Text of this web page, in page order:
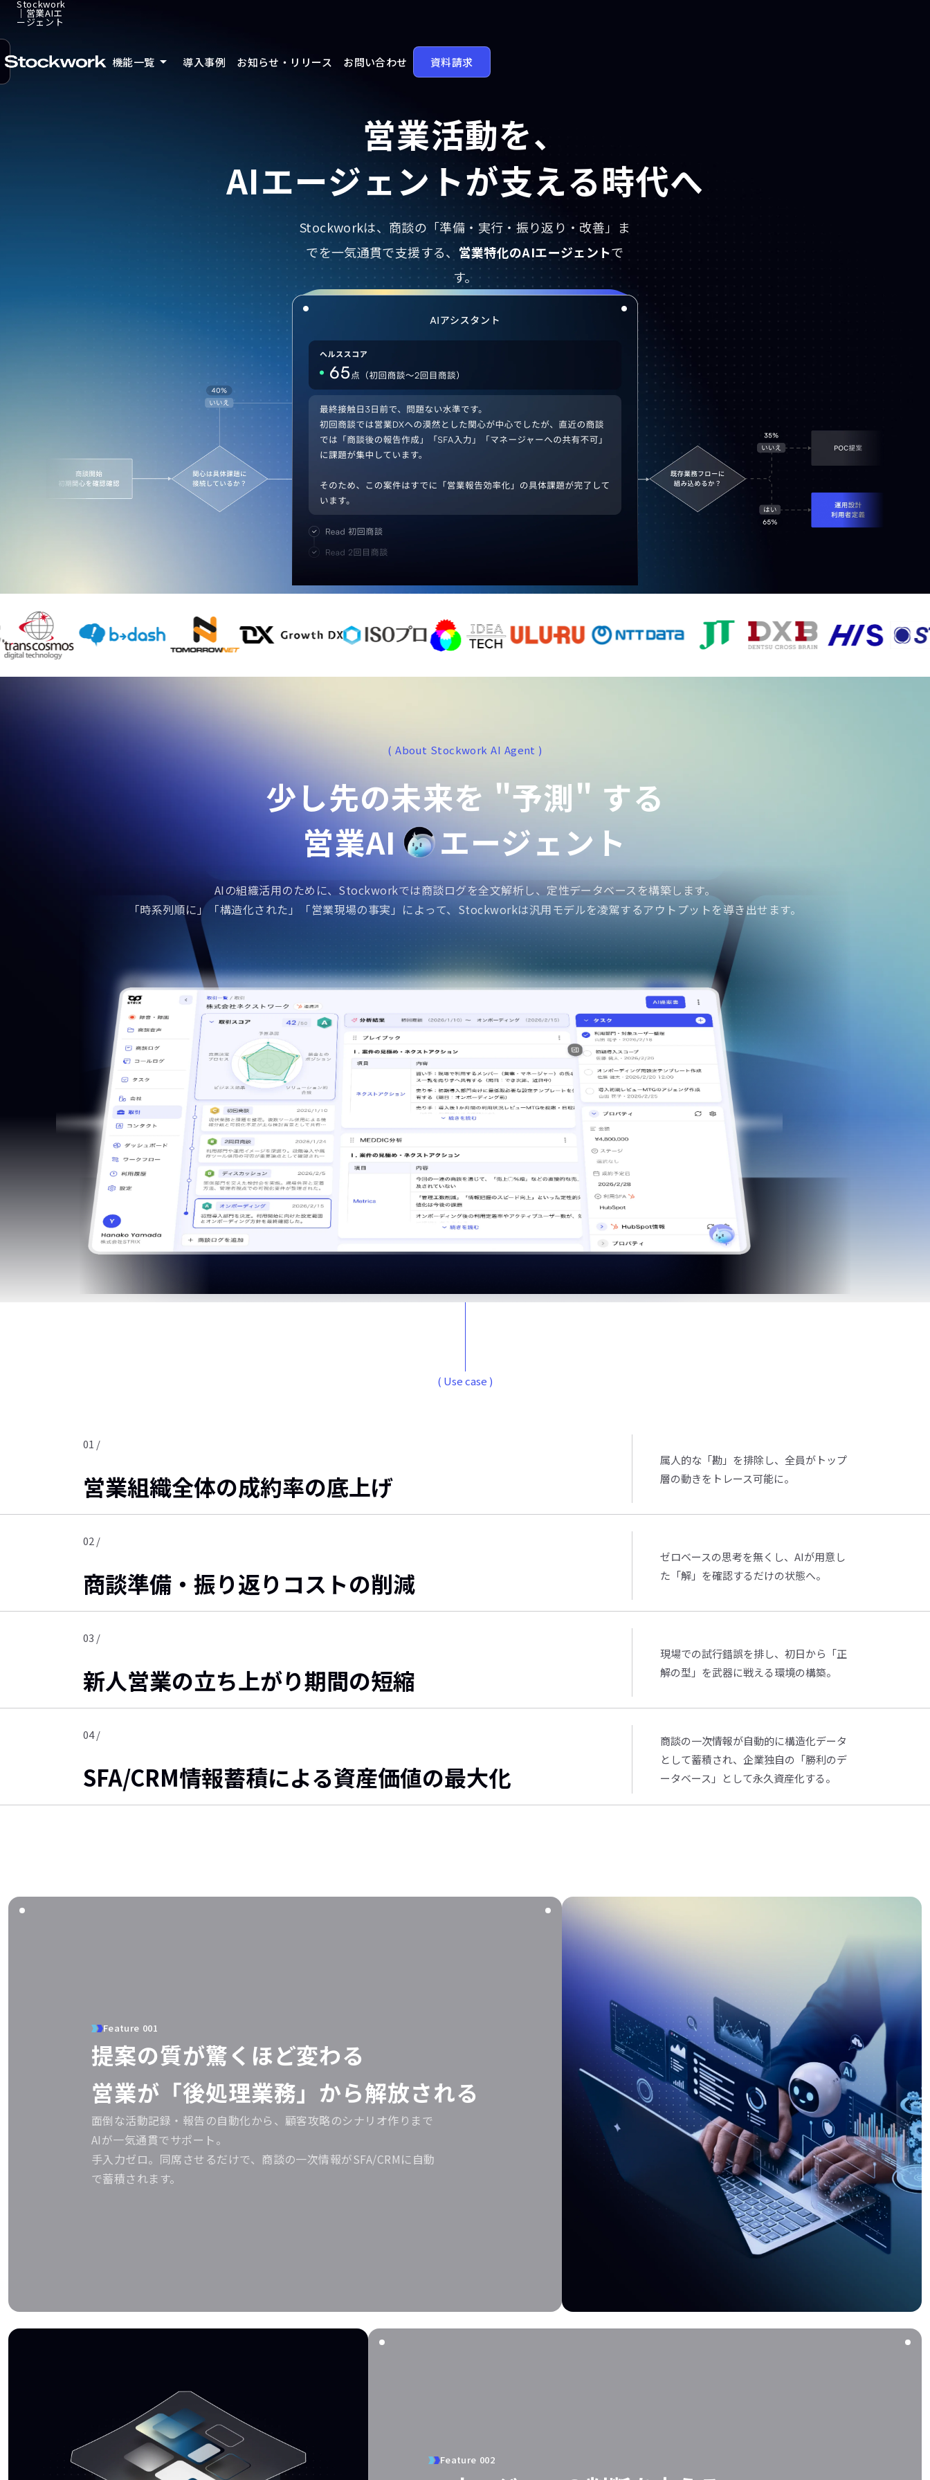
Stockwork
｜営業AIエ
ージェント
機能一覧 arrow_drop_down 導入事例 お知らせ・リリース お問い合わせ 資料請求
営業活動を、
AIエージェントが支える時代へ
Stockworkは、商談の「準備・実行・振り返り・改善」ま
でを一気通貫で支援する、 営業特化のAIエージェントで
す。
導入企業
( About Stockwork AI Agent )
少し先の未来を "予測" する
営業AIエージェント
AIの組織活用のために、Stockworkでは商談ログを全文解析し、定性データベースを構築します。
「時系列順に」「構造化された」「営業現場の事実」によって、Stockworkは汎用モデルを凌駕するアウトプットを導き出せます。
( Use case )
01 /
営業組織全体の成約率の底上げ
属人的な「勘」を排除し、全員がトップ
層の動きをトレース可能に。
02 /
商談準備・振り返りコストの削減
ゼロベースの思考を無くし、AIが用意し
た「解」を確認するだけの状態へ。
03 /
新人営業の立ち上がり期間の短縮
現場での試行錯誤を排し、初日から「正
解の型」を武器に戦える環境の構築。
04 /
SFA/CRM情報蓄積による資産価値の最大化
商談の一次情報が自動的に構造化データ
として蓄積され、企業独自の「勝利のデ
ータベース」として永久資産化する。
Feature 001
提案の質が驚くほど変わる
営業が「後処理業務」から解放される
面倒な活動記録・報告の自動化から、顧客攻略のシナリオ作りまで
AIが一気通貫でサポート。
手入力ゼロ。同席させるだけで、商談の一次情報がSFA/CRMに自動
で蓄積されます。
Feature 002